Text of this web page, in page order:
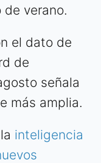
verano.
el dato de
de
señala
más amplia.
inteligencia